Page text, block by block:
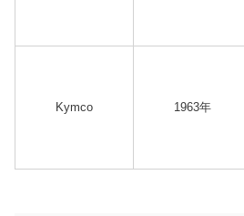
Kymco 1963年